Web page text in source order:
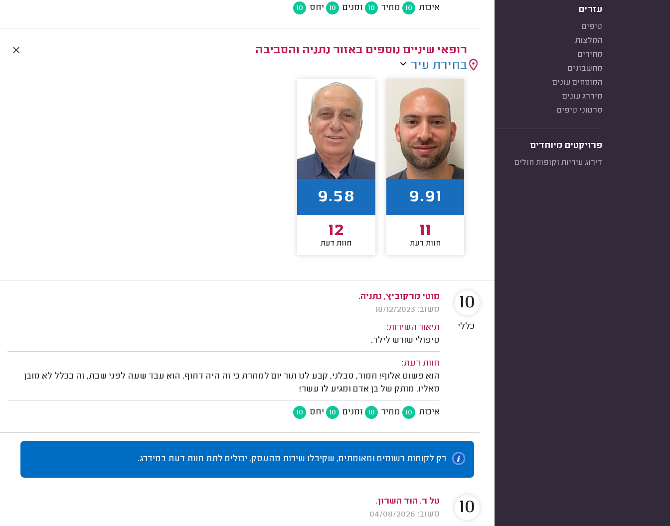
עזרים
טיפים
המלצות
מחירים
מחשבונים
המומחים עונים
מידרג עונים
סרטוני טיפים
פרויקטים מיוחדים
דירוג עיריות וקופות חולים
איכות 10 מחיר 10 זמנים 10 יחס 10
רופאי שיניים נוספים באזור נתניה והסביבה
בחירת עיר
9.91
11
חוות דעת
9.58
12
חוות דעת
מוטי מרקוביץ, נתניה.
משוב: 18/12/2023
תיאור השירות:
טיפולי שורש לילד.
חוות דעת:
הוא פשוט אלוף! חמוד, סבלני, קבע לנו תור יום למחרת כי זה היה דחוף. הוא עבד שעה לפני שבת, זה בכלל לא מובן
מאליו. מותק של בן אדם ומגיע לו עשר!
איכות 10 מחיר 10 זמנים 10 יחס 10
10
כללי
רק לקוחות רשומים ומאומתים, שקיבלו שירות מהעסק, יכולים לתת חוות דעת במידרג.
טל ר. הוד השרון.
משוב: 04/08/2026
10